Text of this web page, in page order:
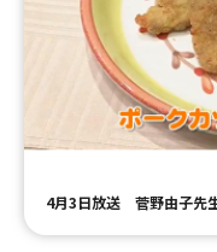
4月3日放送 菅野由子先